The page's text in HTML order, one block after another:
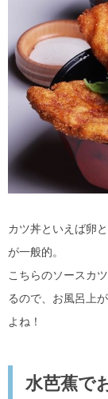
カツ丼といえば卵
が一般的。
こちらのソースカ
るので、お風呂上
よね！
水芭蕉で